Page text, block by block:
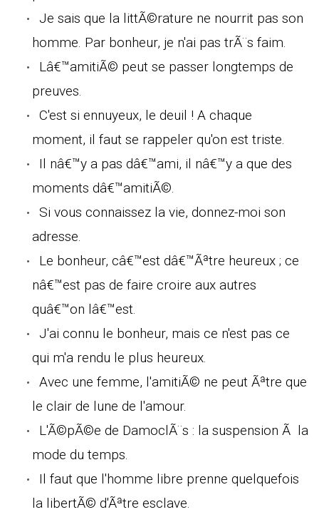
Je sais que la littÃ©rature ne nourrit pas son
homme. Par bonheur, je n'ai pas trÃ¨s faim.
Lâ€™amitiÃ© peut se passer longtemps de
preuves.
C'est si ennuyeux, le deuil ! A chaque
moment, il faut se rappeler qu'on est triste.
Il nâ€™y a pas dâ€™ami, il nâ€™y a que des
moments dâ€™amitiÃ©.
Si vous connaissez la vie, donnez-moi son
adresse.
Le bonheur, câ€™est dâ€™Ãªtre heureux ; ce
nâ€™est pas de faire croire aux autres
quâ€™on lâ€™est.
J'ai connu le bonheur, mais ce n'est pas ce
qui m'a rendu le plus heureux.
Avec une femme, l'amitiÃ© ne peut Ãªtre que
le clair de lune de l'amour.
L'Ã©pÃ©e de DamoclÃ¨s : la suspension Ã la
mode du temps.
Il faut que l'homme libre prenne quelquefois
la libertÃ© d'Ãªtre esclave.